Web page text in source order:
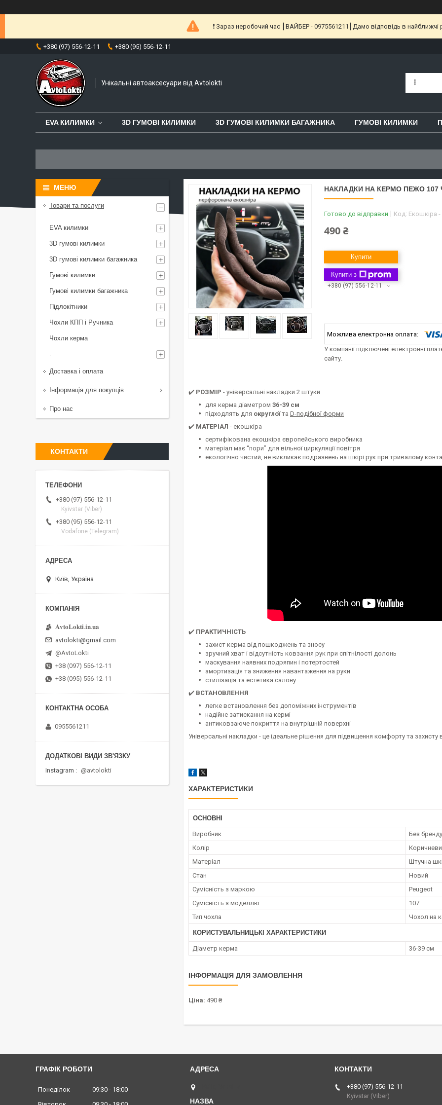
❗️ Зараз неробочий час ┃ВАЙБЕР - 0975561211┃Дамо відповідь в найближчі
+380 (97) 556-12-11 +380 (95) 556-12-11
Унікальні автоаксесуари від Avtolokti
EVA КИЛИМКИ 3D ГУМОВІ КИЛИМКИ 3D ГУМОВІ КИЛИМКИ БАГАЖНИКА ГУМОВІ КИЛИМКИ
НАКЛАДКИ НА КЕРМО ПЕЖО 107
Готово до відправки Код: Екошкіра
490 ₴
Купити
Купити з
+380 (97) 556-12-11
У компанії підключені електронні
сайту.
✔️ РОЗМІР - універсальні накладки 2 штуки
для керма діаметром 36-39 см
підходлять для округлоїта D-подібної форми
✔️ МАТЕРІАЛ - екошкіра
сертифікована екошкіра європейського виробника
матеріал має “пори” для вільної циркуляції повітря
екологічно чистий, не викликає подразнень на шкірі рук при тривалому
✔️ ПРАКТИЧНІСТЬ
захист керма від пошкоджень та зносу
зручний хват і відсутність ковзання рук при спітнілості долонь
маскування наявних подряпин і потертостей
амортизація та зниження навантаження на руки
стилізація та естетика салону
✔️ ВСТАНОВЛЕННЯ
легке встановлення без допоміжних інструментів
надійне затискання на кермі
антиковзаюче покриття на внутрішній поверхні
Універсальні накладки - це ідеальне рішення для підвищення комфорту та
ХАРАКТЕРИСТИКИ
ОСНОВНІ
Виробник
Без бренду
Колір
Матеріал
Штучна
Стан
Новий
Сумісність з маркою
Peugeot
Сумісність з моделлю
107
Тип чохла
Чохол на
КОРИСТУВАЛЬНИЦЬКІ ХАРАКТЕРИСТИКИ
Діаметр керма 36-39 см
ІНФОРМАЦІЯ ДЛЯ ЗАМОВЛЕННЯ
Ціна: 490 ₴
Товари та послуги
EVA килимки
3D гумові килимки
3D гумові килимки багажника
Гумові килимки
Гумові килимки багажника
Підлокітники
Чохли КПП і Ручника
Чохли керма
.
Доставка і оплата
Інформація для покупців
Про нас
КОНТАКТИ
+380 (97) 556-12-11
Kyivstar (Viber)
+380 (95) 556-12-11
Vodafone (Telegram)
Київ, Україна
𝐀𝐯𝐭𝐨𝐋𝐨𝐤𝐭𝐢.𝐢𝐧.𝐮𝐚
avtolokti@gmail.com
@AvtoLokti
+38 (097) 556-12-11
+38 (095) 556-12-11
0955561211
Instagram @avtolokti
ГРАФІК РОБОТИ
Понеділок 09:30
18:00
+380 (97) 556-12-11
Kyivstar (Viber)